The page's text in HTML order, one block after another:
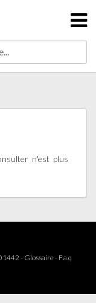
n'est plus
- Glossaire- F.a.q